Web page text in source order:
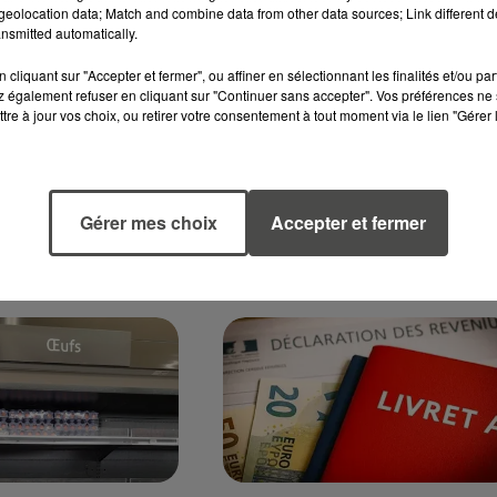
TRAVAIL
MAIS CERTAINS
À BOUT
années de
la santé mentale
14 janvier 2026
DES MILLIONS DE FOYERS
AVANCE D’IMPÔT CE
Ce jeudi 15 janvier, plus de
crédits...
data; Match and combine data from other data sources; Link different
automatically.
cliquant sur "Accepter et fermer", ou affiner en sélectionnant les finalités et/ou
également refuser en cliquant sur "Continuer sans accepter". Vos préférences
à jour vos choix, ou retirer votre consentement à tout moment via le lien
Gérer mes choix Accepter et fermer